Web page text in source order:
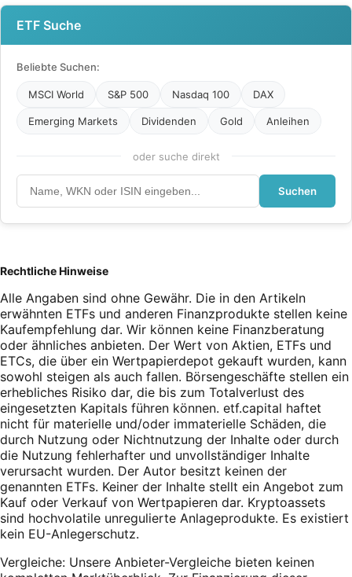
ETF Suche
Beliebte Suchen:
MSCI World S&P 500 Nasdaq 100 DAX
Emerging Markets Dividenden Gold Anleihen
oder suche direkt
Suchen
Rechtliche Hinweise
Alle Angaben sind ohne Gewähr. Die in den Artikeln
erwähnten ETFs und anderen Finanzprodukte stellen keine
Kaufempfehlung dar. Wir können keine Finanzberatung
oder ähnliches anbieten. Der Wert von Aktien, ETFs und
ETCs, die über ein Wertpapierdepot gekauft wurden, kann
sowohl steigen als auch fallen. Börsengeschäfte stellen ein
erhebliches Risiko dar, die bis zum Totalverlust des
eingesetzten Kapitals führen können. etf.capital haftet
nicht für materielle und/oder immaterielle Schäden, die
durch Nutzung oder Nichtnutzung der Inhalte oder durch
die Nutzung fehlerhafter und unvollständiger Inhalte
verursacht wurden. Der Autor besitzt keinen der
genannten ETFs. Keiner der Inhalte stellt ein Angebot zum
Kauf oder Verkauf von Wertpapieren dar. Kryptoassets
sind hochvolatile unregulierte Anlageprodukte. Es existiert
kein EU-Anlegerschutz.
Vergleiche: Unsere Anbieter-Vergleiche bieten keinen